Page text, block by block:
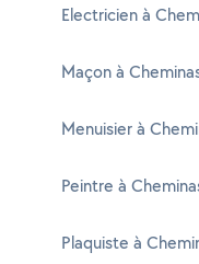
Electricien à
Maçon à
Menuisier à
Peintre à
Plaquiste à